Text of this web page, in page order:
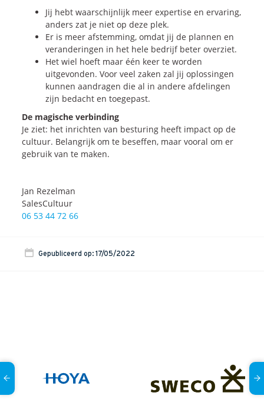
Jij hebt waarschijnlijk meer expertise en ervaring,
anders zat je niet op deze plek.
Er is meer afstemming, omdat jij de plannen en
veranderingen in het hele bedrijf beter overziet.
Het wiel hoeft maar één keer te worden
uitgevonden. Voor veel zaken zal jij oplossingen
kunnen aandragen die al in andere afdelingen
zijn bedacht en toegepast.
De magische verbinding
Je ziet: het inrichten van besturing heeft impact op de
cultuur. Belangrijk om te beseffen, maar vooral om er
gebruik van te maken.
Jan Rezelman
SalesCultuur
06 53 44 72 66
Gepubliceerd op: 17/05/2022